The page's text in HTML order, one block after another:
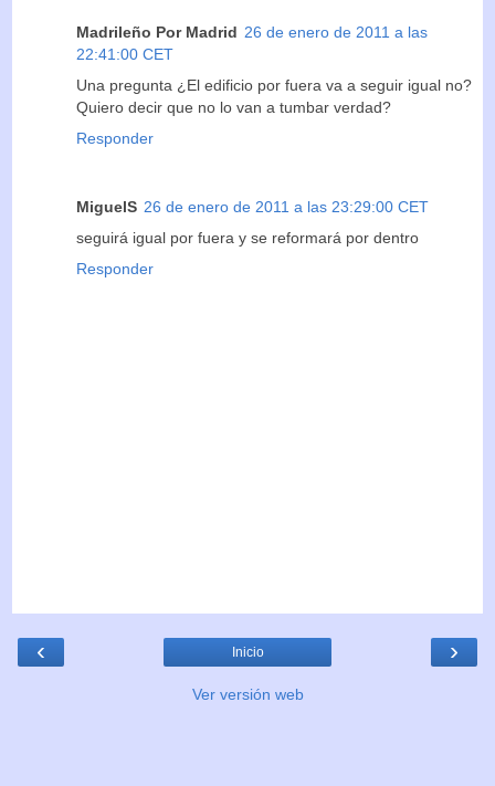
Madrileño Por Madrid 26 de enero de 2011 a las
22:41:00 CET
Una pregunta ¿El edificio por fuera va a seguir igual no?
Quiero decir que no lo van a tumbar verdad?
Responder
MiguelS 26 de enero de 2011 a las 23:29:00 CET
seguirá igual por fuera y se reformará por dentro
Responder
‹ ›
Inicio
Ver versión web